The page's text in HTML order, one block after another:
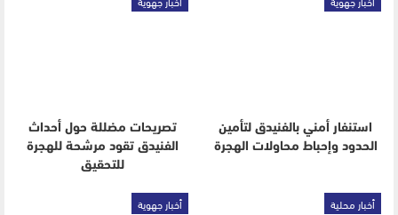
استنفار أمني بالفنيدق لتأمين
الحدود وإحباط محاولات الهجرة
تصريحات مضللة حول أحداث
الفنيدق تقود مرشحة للهجرة
للتحقيق
أخبار محلية أخبار جهوية